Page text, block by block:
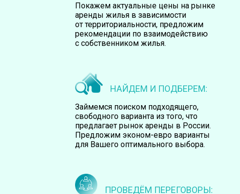
Покажем актуальные цены на рынке
аренды жилья в зависимости
от территориальности, предложим
рекомендации по взаимодействию
с собственником жилья.
НАЙДЕМ И ПОДБЕРЕМ:
Займемся поиском подходящего,
свободного варианта из того, что
предлагает рынок аренды в России.
Предложим эконом-евро варианты
для Вашего оптимального выбора.
ПРОВЕДЁМ ПЕРЕГОВОРЫ: